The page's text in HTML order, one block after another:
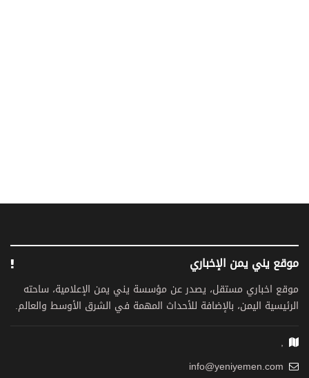
موقع يني يمن الإخباري
موقع اخباري مستقل، يصدر عن مؤسسة يني يمن الإعلامية، ساحته
الرئيسية اليمن، بالإضافة للأحداث المهمة في الشرق الأوسط والعالم.
,
info@yeniyemen.com